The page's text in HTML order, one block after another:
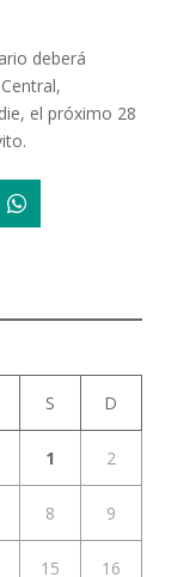
deberá
el próximo 28
S D
1 2
8 9
15 16